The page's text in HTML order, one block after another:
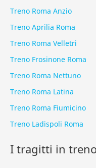
Treno Roma Anzio
Treno Aprilia Roma
Treno Roma Velletri
Treno Frosinone Roma
Treno Roma Nettuno
Treno Roma Latina
Treno Roma Fiumicino
Treno Ladispoli Roma
I tragitti in